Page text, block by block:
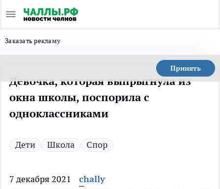
Заказать рекламу
Принять
Девочка, которая выпрыгнула из
окна школы, поспорила с
одноклассниками
Дети Школа Спор
7 декабря 2021 chally